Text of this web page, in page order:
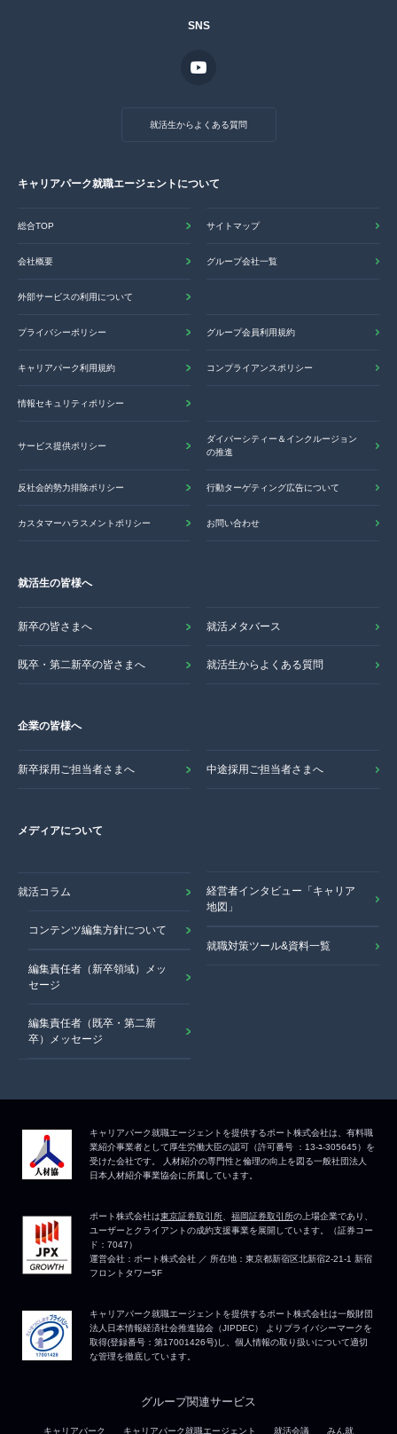
SNS
就活生からよくある質問
キャリアパーク就職エージェントについて
総合TOP サイトマップ
会社概要 グループ会社一覧
外部サービスの利用について
プライバシーポリシー グループ会員利用規約
キャリアパーク利用規約 コンプライアンスポリシー
情報セキュリティポリシー
サービス提供ポリシー
ダイバーシティー＆インクルージョン
の推進
反社会的勢力排除ポリシー 行動ターゲティング広告について
カスタマーハラスメントポリシー お問い合わせ
就活生の皆様へ
新卒の皆さまへ 就活メタバース
既卒・第二新卒の皆さまへ 就活生からよくある質問
企業の皆様へ
新卒採用ご担当者さまへ 中途採用ご担当者さまへ
メディアについて
就活コラム
コンテンツ編集方針について
編集責任者（新卒領域）メッ
セージ
編集責任者（既卒・第二新
卒）メッセージ
経営者インタビュー「キャリア
地図」
就職対策ツール&資料一覧